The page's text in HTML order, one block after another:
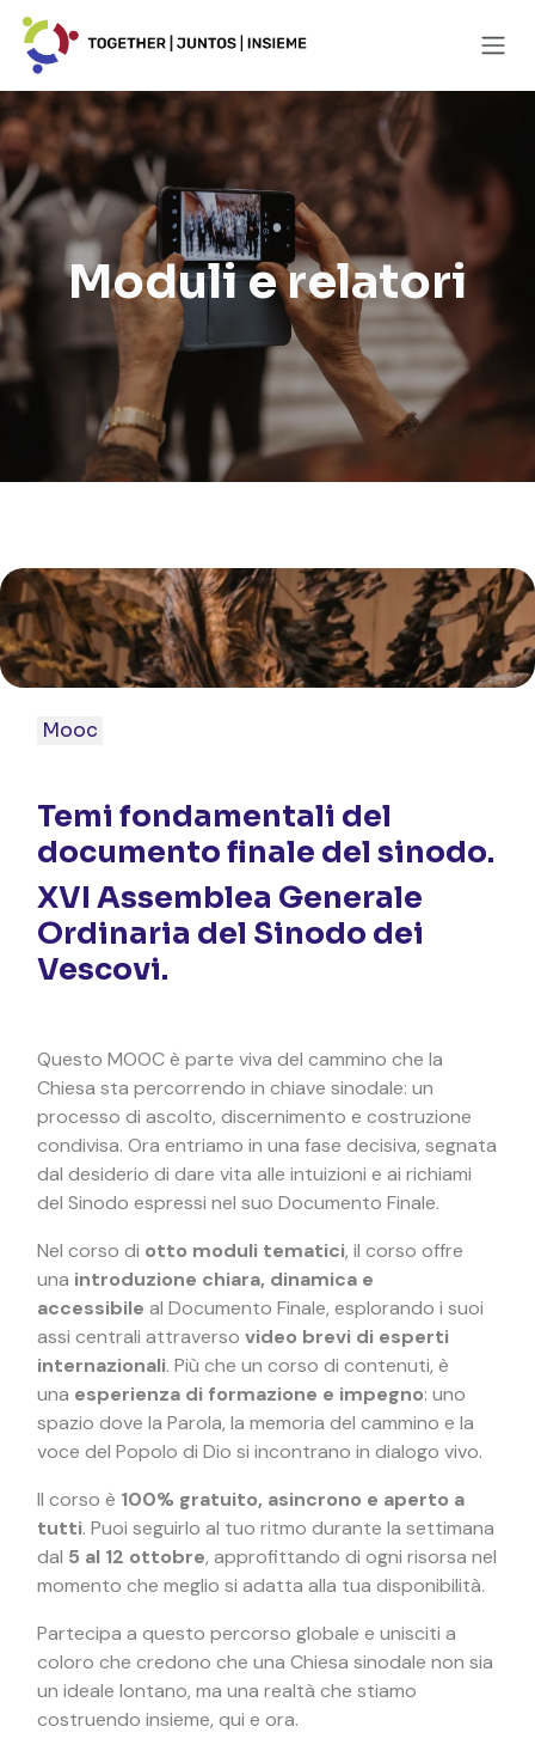
Passa al contenuto
Moduli e relatori
Mooc
Temi fondamentali del
documento finale del sinodo.
XVI Assemblea Generale
Ordinaria del Sinodo dei
Vescovi.
Questo MOOC è parte viva del cammino che la
Chiesa sta percorrendo in chiave sinodale: un
processo di ascolto, discernimento e costruzione
condivisa. Ora entriamo in una fase decisiva, segnata
dal desiderio di dare vita alle intuizioni e ai richiami
del Sinodo espressi nel suo Documento Finale.
Nel corso di otto moduli tematici, il corso offre
una introduzione chiara, dinamica e
accessibile al Documento Finale, esplorando i suoi
assi centrali attraverso video brevi di esperti
internazionali. Più che un corso di contenuti, è
una esperienza di formazione e impegno: uno
spazio dove la Parola, la memoria del cammino e la
voce del Popolo di Dio si incontrano in dialogo vivo.
Il corso è 100% gratuito, asincrono e aperto a
tutti. Puoi seguirlo al tuo ritmo durante la settimana
dal 5 al 12 ottobre, approfittando di ogni risorsa nel
momento che meglio si adatta alla tua disponibilità.
Partecipa a questo percorso globale e unisciti a
coloro che credono che una Chiesa sinodale non sia
un ideale lontano, ma una realtà che stiamo
costruendo insieme, qui e ora.